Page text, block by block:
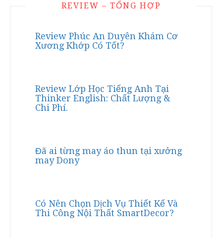
REVIEW – TỔNG HỢP
Review Phúc An Duyên Khám Cơ
Xương Khớp Có Tốt?
Review Lớp Học Tiếng Anh Tại
Thinker English: Chất Lượng &
Chi Phí.
Đã ai từng may áo thun tại xưởng
may Dony
Có Nên Chọn Dịch Vụ Thiết Kế Và
Thi Công Nội Thất SmartDecor?